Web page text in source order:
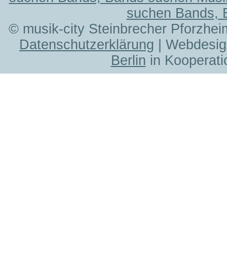
suchen Bands,
© musik-city Steinbrecher
Datenschutzerklärung |
Berlin in